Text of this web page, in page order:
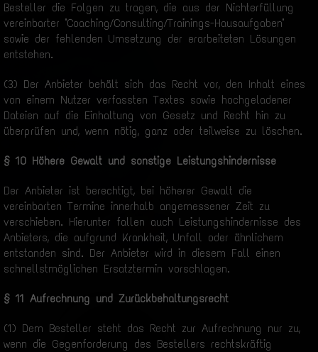
Besteller die Folgen zu tragen, die aus der Nichterfüllung
vereinbarter "Coaching/Consulting/Trainings-Hausaufgaben"
sowie der fehlenden Umsetzung der erarbeiteten Lösungen
entstehen.
(3) Der Anbieter behält sich das Recht vor, den Inhalt eines
von einem Nutzer verfassten Textes sowie hochgeladener
Dateien auf die Einhaltung von Gesetz und Recht hin zu
überprüfen und, wenn nötig, ganz oder teilweise zu löschen.
§ 10 Höhere Gewalt und sonstige Leistungshindernisse
Der Anbieter ist berechtigt, bei höherer Gewalt die
vereinbarten Termine innerhalb angemessener Zeit zu
verschieben. Hierunter fallen auch Leistungshindernisse des
Anbieters, die aufgrund Krankheit, Unfall oder ähnlichem
entstanden sind. Der Anbieter wird in diesem Fall einen
schnellstmöglichen Ersatztermin vorschlagen.
§ 11 Aufrechnung und Zurückbehaltungsrecht
(1) Dem Besteller steht das Recht zur Aufrechnung nur zu,
wenn die Gegenforderung des Bestellers rechtskräftig